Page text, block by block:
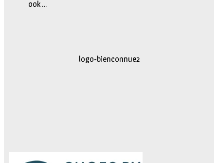
ook …
logo-bienconnue2
logo-movimiento.fw